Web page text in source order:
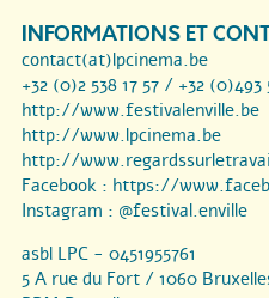
INFORMATIONS ET
contact(at)lpcinema.be
+32 (0)2 538 17 57 / +32 (0)493
http://www.festivalenville.be
http://www.lpcinema.be
http://
Facebook : https://
Instagram : @festival.enville
asbl LPC - 0451955761
5 A rue du Fort / 1060